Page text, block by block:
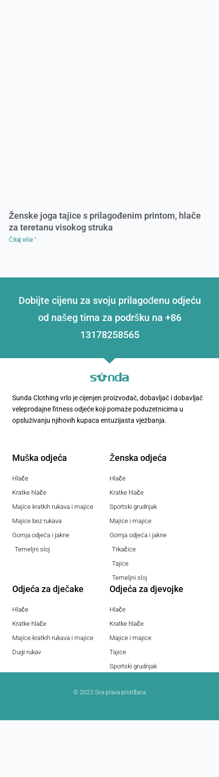
Ženske joga tajice s prilagođenim printom, hlače
za teretanu visokog struka
Čitaj više "
Dobijte cijenu za svoju prilagođenu odjeću
od našeg tima za podršku na +86
13178258565
Sunda Clothing vrlo je cijenjen proizvođač, dobavljač i dobavljač
veleprodajne fitness odjeće koji pomaže poduzetnicima u
opsluživanju njihovih kupaca entuzijasta vježbanja.
Muška odjeća
Hlače
Kratke hlače
Majice kratkih rukava i majice
Majice bez rukava
Gornja odjeća i jakne
Temeljni sloj
Ženska odjeća
Hlače
Kratke hlače
Sportski grudnjak
Majice i majice
Gornja odjeća i jakne
Trkačice
Tajice
Temeljni sloj
Odjeća za dječake
Hlače
Kratke hlače
Majice kratkih rukava i majice
Dugi rukav
Odjeća za djevojke
Hlače
Kratke hlače
Majice i majice
Tajice
Sportski grudnjak
© 2023 Sva prava pridržana